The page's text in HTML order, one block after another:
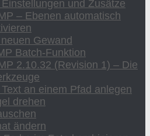
und Zusätze
– Ebenen automatisch
Gewand
Batch-Funktion
2.10.32 (Revision 1) – Die
an einem Pfad anlegen
drehen
ändern